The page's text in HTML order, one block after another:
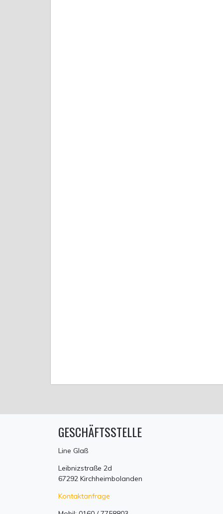
GESCHÄFTSSTELLE
Line Glaß
Leibnizstraße 2d
67292 Kirchheimbolanden
Kontaktanfrage